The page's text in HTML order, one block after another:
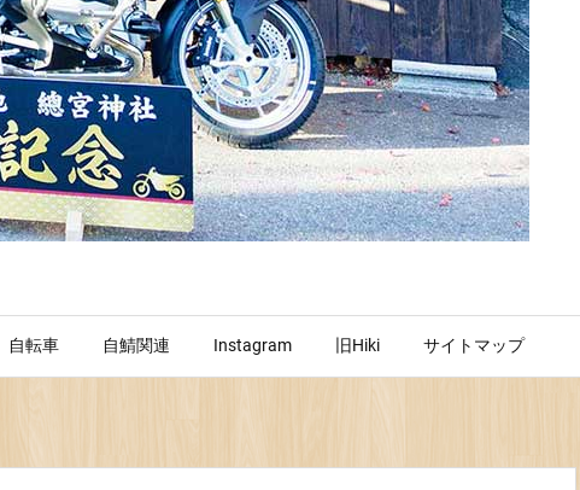
自転車 自鯖関連 Instagram 旧Hiki サイトマップ